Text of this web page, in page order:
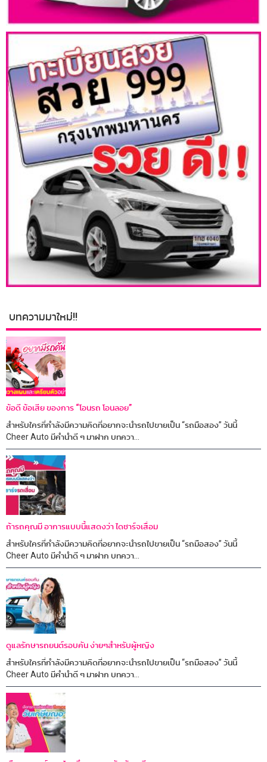
บทความมาใหม่!!
ข้อดี ข้อเสีย ของการ “โอนรถ โอนลอย”
สำหรับใครที่กำลังมีความคิดที่อยากจะนำรถไปขายเป็น “รถมือสอง” วันนี้
Cheer Auto มีคำนำดี ๆ มาฝาก บทควา...
ถ้ารถคุณมี อาการแบบนี้แสดงว่า ไดชาร์จเสื่อม
สำหรับใครที่กำลังมีความคิดที่อยากจะนำรถไปขายเป็น “รถมือสอง” วันนี้
Cheer Auto มีคำนำดี ๆ มาฝาก บทควา...
ดูแลรักษารถยนต์รอบคัน ง่ายๆสำหรับผู้หญิง
สำหรับใครที่กำลังมีความคิดที่อยากจะนำรถไปขายเป็น “รถมือสอง” วันนี้
Cheer Auto มีคำนำดี ๆ มาฝาก บทควา...